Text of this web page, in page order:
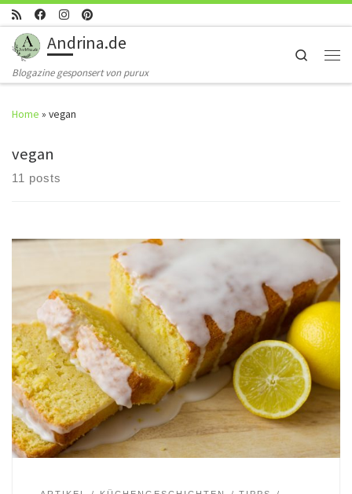
Skip to content
Andrina.de
Blogazine gesponsert von purux
Search
Home » vegan
vegan
11 posts